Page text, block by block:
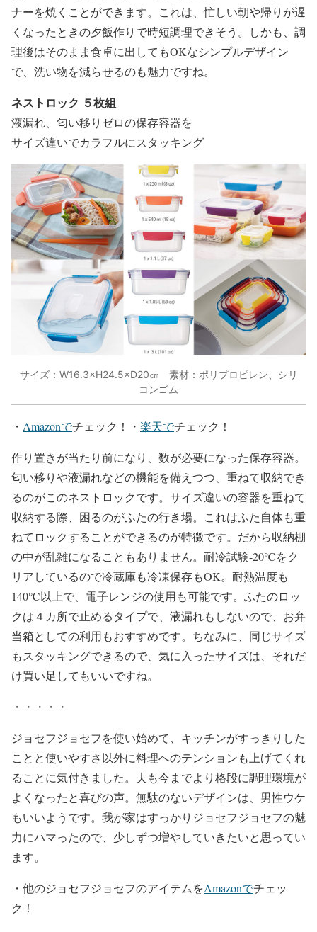
ナーを焼くことができます。これは、忙しい朝や帰りが遅
くなったときの夕飯作りで時短調理できそう。しかも、調
理後はそのまま食卓に出してもOKなシンプルデザイン
で、洗い物を減らせるのも魅力ですね。
ネストロック ５枚組
液漏れ、匂い移りゼロの保存容器を
サイズ違いでカラフルにスタッキング
サイズ：W16.3×H24.5×D20㎝ 素材：ポリプロピレン、シリ
コンゴム
・ Amazonでチェック！・ 楽天でチェック！
作り置きが当たり前になり、数が必要になった保存容器。
匂い移りや液漏れなどの機能を備えつつ、重ねて収納でき
るのがこのネストロックです。サイズ違いの容器を重ねて
収納する際、困るのがふたの行き場。これはふた自体も重
ねてロックすることができるのが特徴です。だから収納棚
の中が乱雑になることもありません。耐冷試験-20℃をク
リアしているので冷蔵庫も冷凍保存もOK。耐熱温度も
140℃以上で、電子レンジの使用も可能です。ふたのロッ
クは４カ所で止めるタイプで、液漏れもしないので、お弁
当箱としての利用もおすすめです。ちなみに、同じサイズ
もスタッキングできるので、気に入ったサイズは、それだ
け買い足してもいいですね。
・・・・・
ジョセフジョセフを使い始めて、キッチンがすっきりした
ことと使いやすさ以外に料理へのテンションも上げてくれ
ることに気付きました。夫も今までより格段に調理環境が
よくなったと喜びの声。無駄のないデザインは、男性ウケ
もいいようです。我が家はすっかりジョセフジョセフの魅
力にハマったので、少しずつ増やしていきたいと思ってい
ます。
・他のジョセフジョセフのアイテムをAmazonでチェッ
ク！